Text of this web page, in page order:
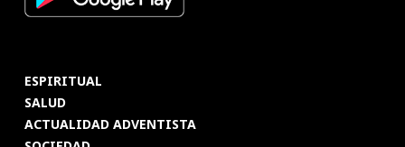
ESPIRITUAL
SALUD
ACTUALIDAD ADVENTISTA